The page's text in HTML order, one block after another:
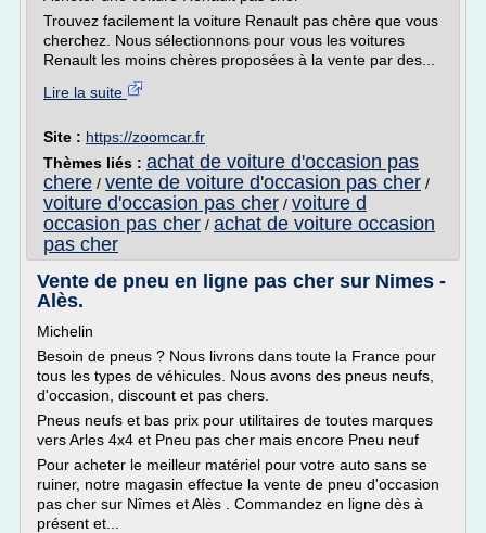
Trouvez facilement la voiture Renault pas chère que vous
cherchez. Nous sélectionnons pour vous les voitures
Renault les moins chères proposées à la vente par des...
Lire la suite
Site : https://zoomcar.fr
Thèmes liés : achat de voiture d'occasion pas
chere / vente de voiture d'occasion pas cher /
voiture d'occasion pas cher / voiture d
occasion pas cher / achat de voiture occasion
pas cher
Vente de pneu en ligne pas cher sur Nimes -
Alès.
Michelin
Besoin de pneus ? Nous livrons dans toute la France pour
tous les types de véhicules. Nous avons des pneus neufs,
d'occasion, discount et pas chers.
Pneus neufs et bas prix pour utilitaires de toutes marques
vers Arles 4x4 et Pneu pas cher mais encore Pneu neuf
Pour acheter le meilleur matériel pour votre auto sans se
ruiner, notre magasin effectue la vente de pneu d'occasion
pas cher sur Nîmes et Alès . Commandez en ligne dès à
présent et...